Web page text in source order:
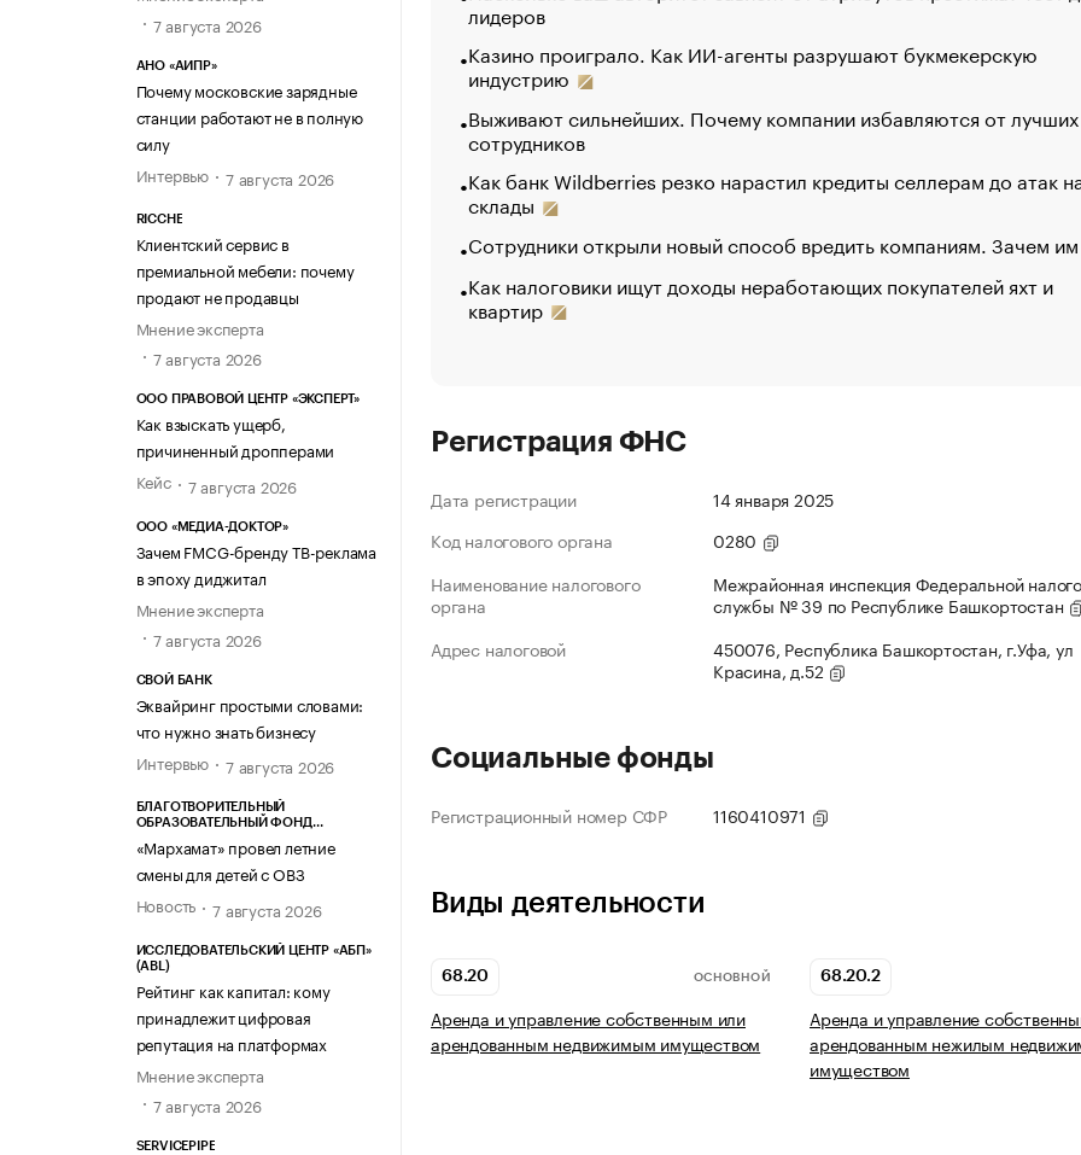
7 августа 2026
АНО «АИПР»
Почему московские зарядные
станции работают не в полную
силу
Интервью
7 августа 2026
RICCHE
Клиентский сервис в
премиальной мебели: почему
продают не продавцы
Мнение эксперта
7 августа 2026
ООО ПРАВОВОЙ ЦЕНТР «ЭКСПЕРТ»
Как взыскать ущерб,
причиненный дропперами
Кейс
7 августа 2026
ООО «МЕДИА-ДОКТОР»
Зачем FMCG-бренду ТВ-реклама
в эпоху диджитал
Мнение эксперта
7 августа 2026
СВОЙ БАНК
Эквайринг простыми словами:
что нужно знать бизнесу
Интервью
7 августа 2026
БЛАГОТВОРИТЕЛЬНЫЙ
ОБРАЗОВАТЕЛЬНЫЙ ФОНД
«Мархамат» провел летние
смены для детей с ОВЗ
Новость
7 августа 2026
ИССЛЕДОВАТЕЛЬСКИЙ ЦЕНТР «АБП»
(ABL)
Рейтинг как капитал: кому
принадлежит цифровая
репутация на платформах
Мнение эксперта
7 августа 2026
SERVICEPIPE
лидеров
Казино проиграло. Как ИИ-агенты разрушают букмекерскую
индустрию
Выживают сильнейших. Почему компании избавляются от лучших
сотрудников
Как банк Wildberries резко нарастил кредиты селлерам до атак
склады
Сотрудники открыли новый способ вредить компаниям. Зачем
Как налоговики ищут доходы неработающих покупателей яхт и
квартир
Регистрация ФНС
Дата регистрации
14 января 2025
Код налогового органа
0280
Наименование налогового
органа
Межрайонная инспекция Федеральной
службы № 39 по Республике Башкортостан
Адрес налоговой
450076, Республика Башкортостан, г.Уфа, ул
Красина, д.52
Социальные фонды
Регистрационный номер СФР 1160410971
Виды деятельности
68.20 ОСНОВНОЙ
Аренда и управление собственным или
арендованным недвижимым имуществом
68.20.2
Аренда и управление
арендованным нежилым
имуществом